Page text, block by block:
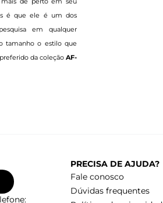
é que ele é um dos
em qualquer
tamanho o estilo que
da coleção AF-
PRECISA DE AJUDA?
Fale conosco
Dúvidas frequentes